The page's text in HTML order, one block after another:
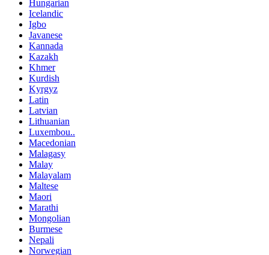
Hungarian
Icelandic
Igbo
Javanese
Kannada
Kazakh
Khmer
Kurdish
Kyrgyz
Latin
Latvian
Lithuanian
Luxembou..
Macedonian
Malagasy
Malay
Malayalam
Maltese
Maori
Marathi
Mongolian
Burmese
Nepali
Norwegian